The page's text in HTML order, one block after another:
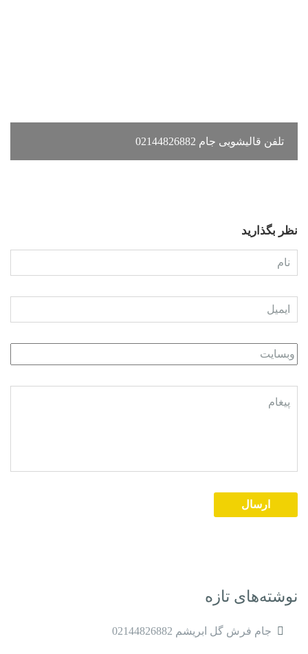
تلفن قالیشویی جام 02144826882
نظر بگذارید
نوشته‌های تازه
جام فرش گل ابریشم 02144826882